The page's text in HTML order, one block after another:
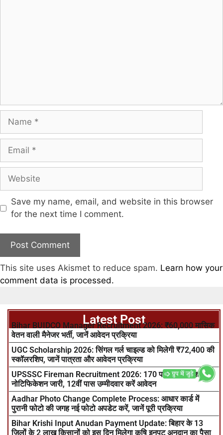
Save my name, email, and website in this browser
for the next time I comment.
This site uses Akismet to reduce spam. Learn how your
comment data is processed.
Latest Post
Bihar BUIDCO Manager Recruitment 2026: ₹60,000 मासिक
वेतन वाली मैनेजर भर्ती, जानें आवेदन प्रक्रिया
UGC Scholarship 2026: सिंगल गर्ल चाइल्ड को मिलेगी ₹72,400 की
स्कॉलरशिप, जानें पात्रता और आवेदन प्रक्रिया
UPSSSC Fireman Recruitment 2026: 170 पदों पर भर्ती का
नोटिफिकेशन जारी, 12वीं पास उम्मीदवार करें आवेदन
Aadhar Photo Change Complete Process: आधार कार्ड में
पुरानी फोटो की जगह नई फोटो अपडेट करें, जानें पूरी प्रक्रिया
Bihar Krishi Input Anudan Payment Update: बिहार के 13
जिलों के 2 लाख किसानों को इस दिन मिलेगा कृषि इनपुट अनुदान का पैसा